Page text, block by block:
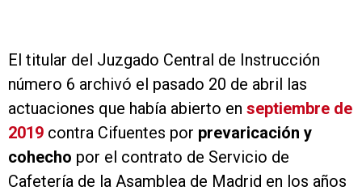
El titular del Juzgado Central de Instrucción
número 6 archivó el pasado 20 de abril las
actuaciones que había abierto en septiembre de
2019 contra Cifuentes por prevaricación y
cohecho por el contrato de Servicio de
Cafetería de la Asamblea de Madrid en los años